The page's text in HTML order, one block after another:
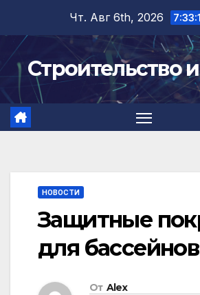
содержимому
Чт. Авг 6th, 2026
Строительство
НОВОСТИ
Защитные
для бассейнов
От Alex